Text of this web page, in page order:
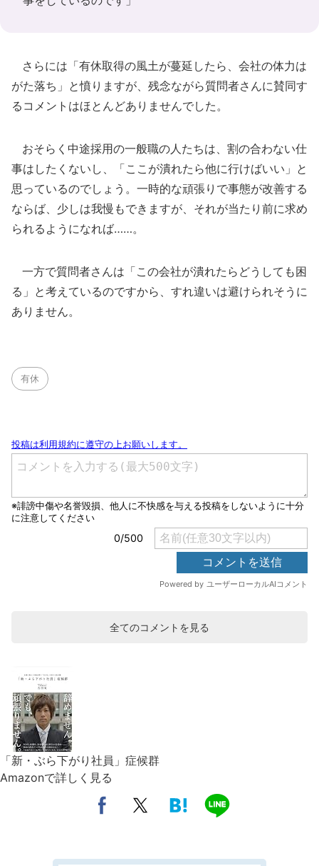
さらには「有休取得の風土が蔓延したら、会社の体力は
がた落ち」と憤りますが、残念ながら質問者さんに賛同す
るコメントはほとんどありませんでした。
おそらく中途採用の一般職の人たちは、割の合わない仕
事はしたくないし、「ここが潰れたら他に行けばいい」と
思っているのでしょう。一時的な頑張りで事態が改善する
ならば、少しは我慢もできますが、それが当たり前に求め
られるようになれば……。
一方で質問者さんは「この会社が潰れたらどうしても困
る」と考えているのですから、すれ違いは避けられそうに
ありません。
有休
全てのコメントを見る
「新・ぶら下がり社員」症候群
Amazonで詳しく見る